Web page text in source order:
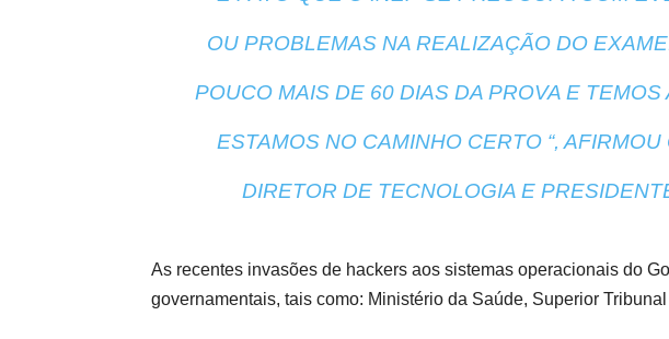
OU PROBLEMAS NA REALIZAÇÃO DO
POUCO MAIS DE 60 DIAS DA PROVA E
ESTAMOS NO CAMINHO CERTO “,
DIRETOR DE TECNOLOGIA E
As recentes invasões de hackers aos sistemas operacionais do
governamentais, tais como: Ministério da Saúde, Superior